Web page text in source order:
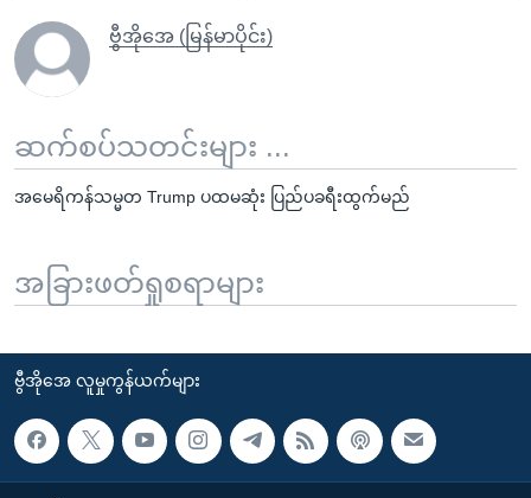
ဗွီအိုအေ (မြန်မာပိုင်း)
ဆက်စပ်သတင်းများ ...
အမေရိကန်သမ္မတ Trump ပထမဆုံး ပြည်ပခရီးထွက်မည်
အခြားဖတ်ရှုစရာများ
ဗွီအိုအေ လူမှုကွန်ယက်များ